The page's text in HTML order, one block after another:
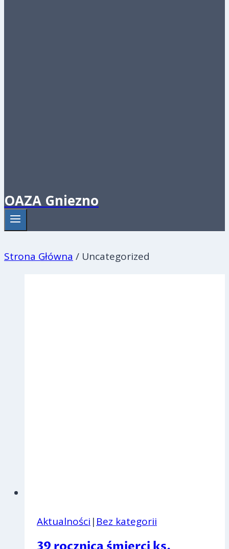
OAZA Gniezno
Strona Główna / Uncategorized
Aktualności | Bez kategorii